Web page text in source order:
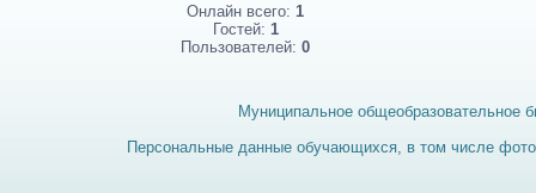
Онлайн всего: 1
Гостей: 1
Пользователей: 0
Муниципальное общеобразовательное
Персональные данные обучающихся, в том числе